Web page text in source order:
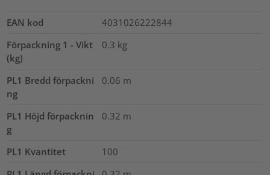
EAN kod
4031026222844
Förpackning 1 - Vikt
(kg)
0.3 kg
PL1 Bredd förpackni
ng
0.06 m
PL1 Höjd förpacknin
g
0.32 m
PL1 Kvantitet
100